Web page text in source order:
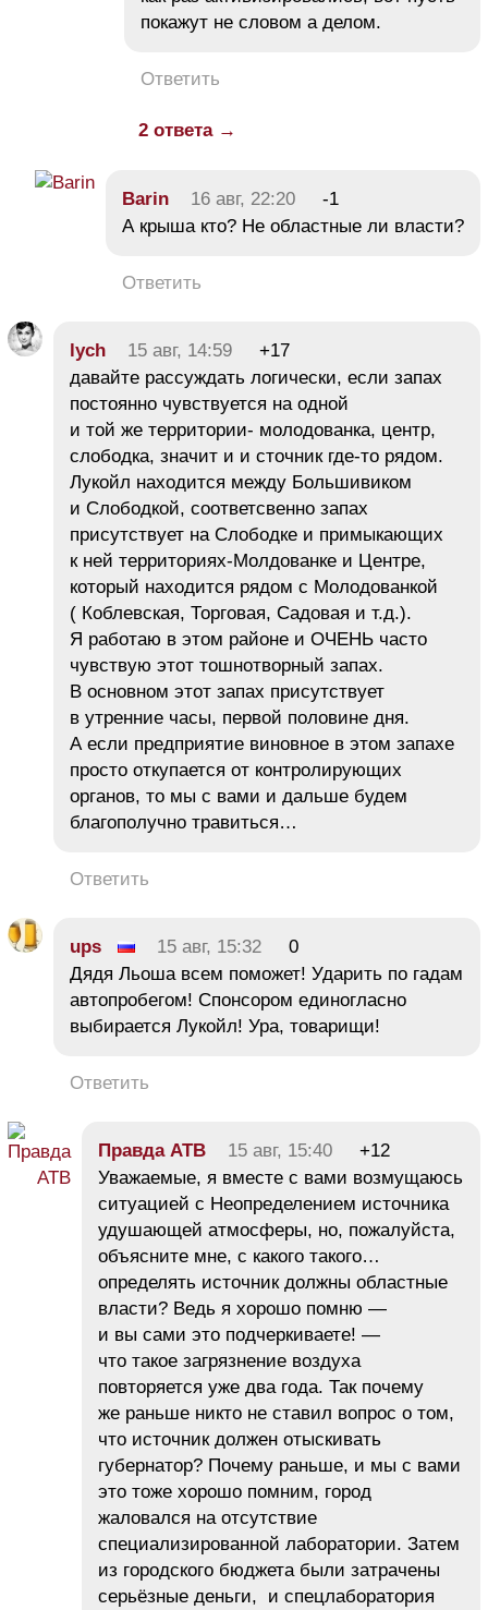
покажут не словом а делом.
Ответить
2 ответа →
Barin 16 авг, 22:20
-1
А крыша кто? Не областные ли власти?
Ответить
lych 15 авг, 14:59
+17
давайте рассуждать логически, если запах
постоянно чувствуется на одной
и той же территории- молодованка, центр,
слободка, значит и и сточник где-то рядом.
Лукойл находится между Большивиком
и Слободкой, соответсвенно запах
присутствует на Слободке и примыкающих
к ней территориях-Молдованке и Центре,
который находится рядом с Молодованкой
( Коблевская, Торговая, Садовая и т.д.).
Я работаю в этом районе и ОЧЕНЬ часто
чувствую этот тошнотворный запах.
В основном этот запах присутствует
в утренние часы, первой половине дня.
А если предприятие виновное в этом запахе
просто откупается от контролирующих
органов, то мы с вами и дальше будем
благополучно травиться…
Ответить
ups 15 авг, 15:32
0
Дядя Льоша всем поможет! Ударить по гадам
автопробегом! Спонсором единогласно
выбирается Лукойл! Ура, товарищи!
Ответить
Правда АТВ 15 авг, 15:40
+12
Уважаемые, я вместе с вами возмущаюсь
ситуацией с Неопределением источника
удушающей атмосферы, но, пожалуйста,
объясните мне, с какого такого…
определять источник должны областные
власти? Ведь я хорошо помню —
и вы сами это подчеркиваете! —
что такое загрязнение воздуха
повторяется уже два года. Так почему
же раньше никто не ставил вопрос о том,
что источник должен отыскивать
губернатор? Почему раньше, и мы с вами
это тоже хорошо помним, город
жаловался на отсутствие
специализированной лаборатории. Затем
из городского бюджета были затрачены
серьёзные деньги, и спецлаборатория